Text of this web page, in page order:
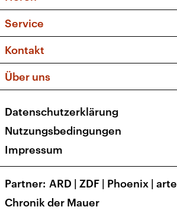
Sendungen und Podcasts
Musikliste
Kakadu – Das Kinderprogramm
Frequenzen (UKW + DAB+)
Service
FAQ
Apps
Newsletter
Veranstaltungen
Kontakt
Social Media
Über uns
Presse
Karriere
Transparenz
Datenschutzerklärung
Nutzungsbedingungen
Impressum
Partner ARD | ZDF | Phoenix | arte
Chronik der Mauer